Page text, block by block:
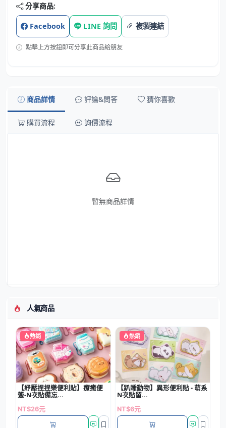
分享商品:
Facebook LINE 詢問 複製連結
點擊上方按鈕即可分享此商品給朋友
商品詳情 評論&問答 猜你喜歡
購買流程 詢價流程
暫無商品詳情
人氣商品
熱銷
【紓壓捏捏樂便利貼】療癒便
簽-N次貼備忘...
NT$26元
熱銷
【趴睡動物】異形便利貼 - 萌系
N次貼留...
NT$6元